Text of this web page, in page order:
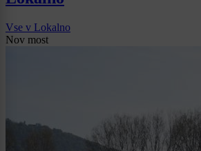
Vse v Lokalno
Nov most